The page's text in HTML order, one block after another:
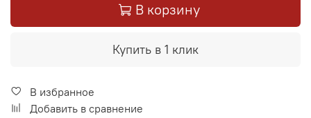
В корзину
Купить в 1 клик
В избранное
Добавить в сравнение